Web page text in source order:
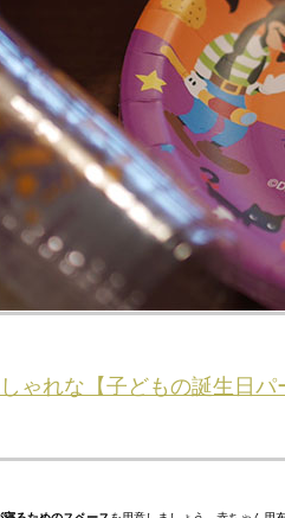
ゃれな【子どもの誕生日パ